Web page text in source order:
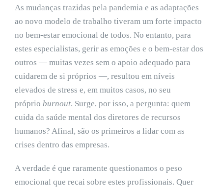
As mudanças trazidas pela pandemia e as adaptações
ao novo modelo de trabalho tiveram um forte impacto
no bem-estar emocional de todos. No entanto, para
estes especialistas, gerir as emoções e o bem-estar dos
outros — muitas vezes sem o apoio adequado para
cuidarem de si próprios —, resultou em níveis
elevados de stress e, em muitos casos, no seu
próprio burnout. Surge, por isso, a pergunta: quem
cuida da saúde mental dos diretores de recursos
humanos? Afinal, são os primeiros a lidar com as
crises dentro das empresas.
A verdade é que raramente questionamos o peso
emocional que recai sobre estes profissionais. Quer